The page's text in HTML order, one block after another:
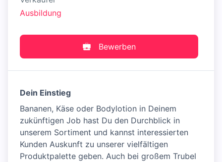
Ausbildung
Bewerben
Dein Einstieg
Bananen, Käse oder Bodylotion in Deinem
zukünftigen Job hast Du den Durchblick in
unserem Sortiment und kannst interessierten
Kunden Auskunft zu unserer vielfältigen
Produktpalette geben. Auch bei großem Trubel